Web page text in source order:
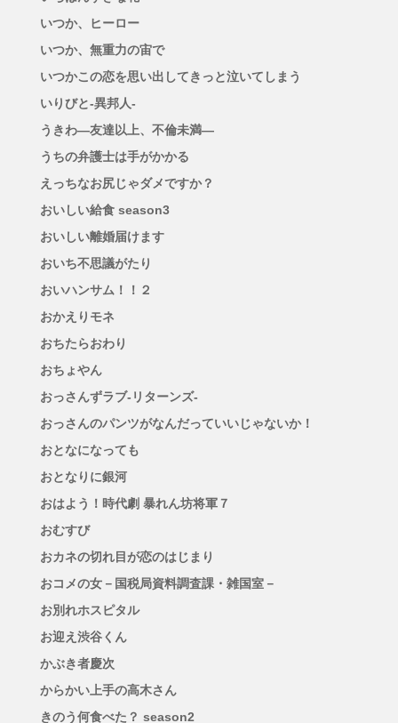
いつか、ヒーロー
いつか、無重力の宙で
いつかこの恋を思い出してきっと泣いてしまう
いりびと-異邦人-
うきわ―友達以上、不倫未満―
うちの弁護士は手がかかる
えっちなお尻じゃダメですか？
おいしい給食 season3
おいしい離婚届けます
おいち不思議がたり
おいハンサム！！２
おかえりモネ
おちたらおわり
おちょやん
おっさんずラブ-リターンズ-
おっさんのパンツがなんだっていいじゃないか！
おとなになっても
おとなりに銀河
おはよう！時代劇 暴れん坊将軍７
おむすび
おカネの切れ目が恋のはじまり
おコメの女－国税局資料調査課・雑国室－
お別れホスピタル
お迎え渋谷くん
かぶき者慶次
からかい上手の高木さん
きのう何食べた？ season2